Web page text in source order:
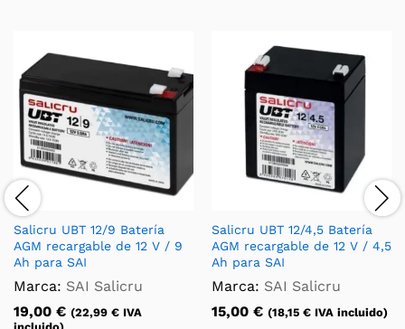
Salicru UBT 12/9 Batería
AGM recargable de 12 V / 9
Ah para SAI
Marca: SAI Salicru
19,00 € (22,99 € IVA
Salicru UBT 12/4,5 Batería
AGM recargable de 12 V / 4,5
Ah para SAI
Marca: SAI Salicru
15,00 € (18,15 € IVA incluido)